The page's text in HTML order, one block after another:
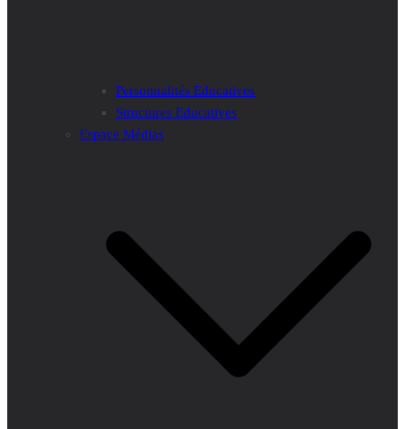
Personnalités Educatives
Structures Educatives
Espace Médias